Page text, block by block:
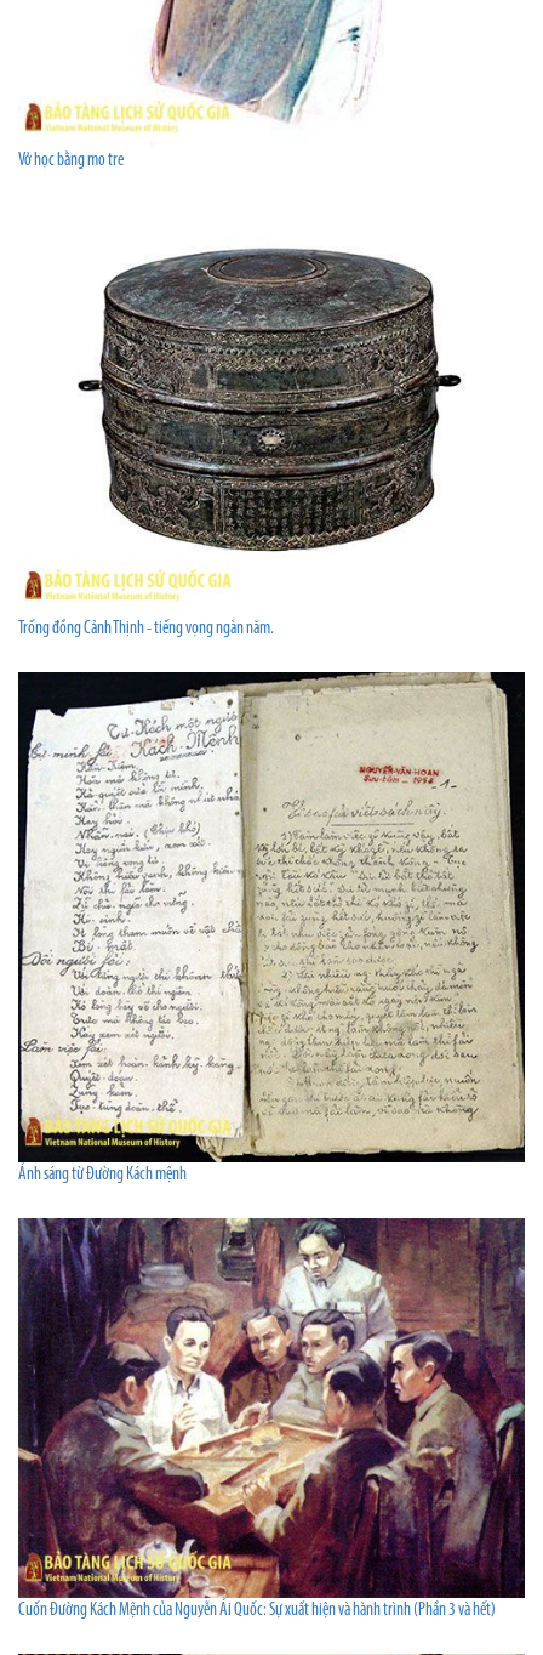
Vở học bằng mo tre
Trống đồng Cảnh Thịnh - tiếng vọng ngàn năm.
Ánh sáng từ Đường Kách mệnh
Cuốn Đường Kách Mệnh của Nguyễn Ái Quốc: Sự xuất hiện và hành trình (Phần 3 và hết)